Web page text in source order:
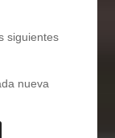
siguientes
nueva